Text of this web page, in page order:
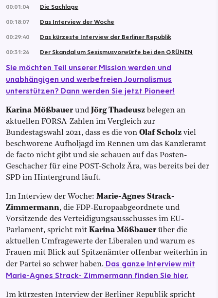
00:01:04
Die Sachlage
00:18:07
Das Interview der Woche
00:29:40
Das kürzeste Interview der Berliner Republik
00:31:26
Der Skandal um Sexismusvorwürfe bei den GRÜNEN
Sie möchten Teil unserer Mission werden und
unabhängigen und werbefreien Journalismus
unterstützen? Dann werden Sie jetzt Pioneer!
Karina Mößbauerund Jörg Thadeusz belegen an
aktuellen FORSA-Zahlen im Vergleich zur
Bundestagswahl 2021, dass es die von Olaf Scholz viel
beschworene Aufholjagd im Rennen um das Kanzleramt
de facto nicht gibt und sie schauen auf das Posten-
Geschacher für eine POST-Scholz Ära, was bereits bei der
SPD im Hintergrund läuft.
Im Interview der Woche: Marie-Agnes Strack-
Zimmermann, die FDP-Europaabgeordnete und
Vorsitzende des Verteidigungsausschusses im EU-
Parlament, spricht mit Karina Mößbauerüber die
aktuellen Umfragewerte der Liberalen und warum es
Frauen mit Blick auf Spitzenämter offenbar weiterhin in
der Partei so schwer haben. Das ganze Interview mit
Marie-Agnes Strack- Zimmermann finden Sie hier.
Im kürzesten Interview der Berliner Republik spricht